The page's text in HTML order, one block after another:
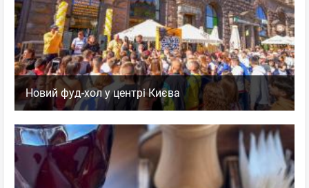
Новий фуд-хол у центрі Києва